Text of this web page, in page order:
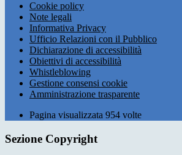
Cookie policy
Note legali
Informativa Privacy
Ufficio Relazioni con il Pubblico
Dichiarazione di accessibilità
Obiettivi di accessibilità
Whistleblowing
Gestione consensi cookie
Amministrazione trasparente
Pagina visualizzata 954 volte
Sezione Copyright